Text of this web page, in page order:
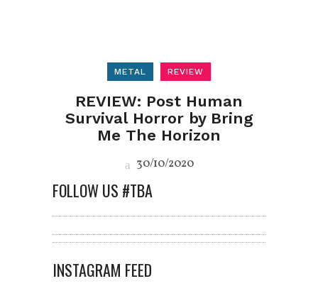
METAL REVIEW
REVIEW: Post Human
Survival Horror by Bring
Me The Horizon
30/10/2020
FOLLOW US #TBA
INSTAGRAM FEED